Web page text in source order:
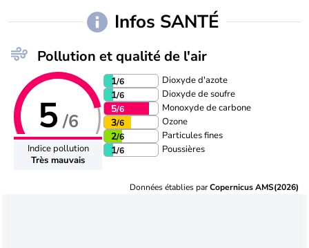
Infos SANTÉ
Pollution et qualité de l'air
5 /6
Indice pollution
Très mauvais
1/6 Dioxyde d'azote
1/6 Dioxyde de soufre
5/6 Monoxyde de carbone
3/6 Ozone
2/6 Particules fines
1/6 Poussières
Données établies parCopernicus AMS(2026)